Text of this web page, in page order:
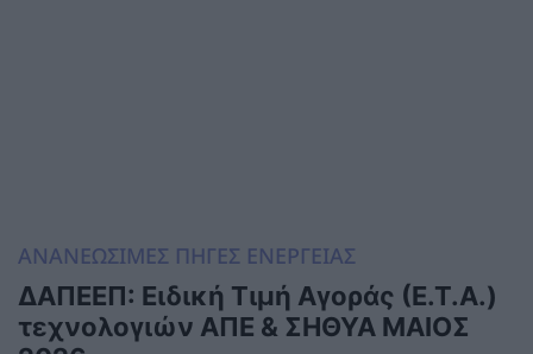
ΑΝΑΝΕΩΣΙΜΕΣ ΠΗΓΕΣ ΕΝΕΡΓΕΙΑΣ
ΔΑΠΕΕΠ: Ειδική Τιμή Αγοράς (Ε.Τ.Α.)
τεχνολογιών ΑΠΕ & ΣΗΘΥΑ ΜΑΙΟΣ